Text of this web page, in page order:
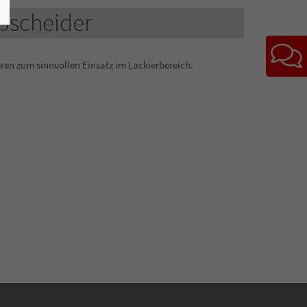
zum sinnvollen Einsatz im Lackierbereich.